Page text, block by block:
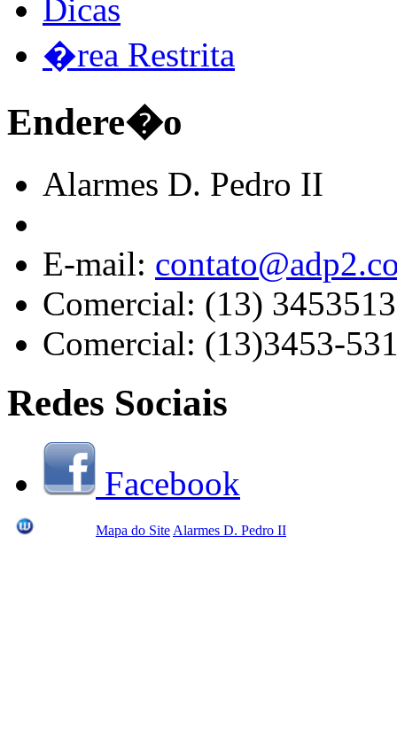
Dicas
�rea Restrita
Endere�o
Alarmes D. Pedro II
E-mail:
Comercial: (13)
Comercial: (13)3453-
Redes Sociais
Facebook
Mapa do Site Alarmes D. Pedro II